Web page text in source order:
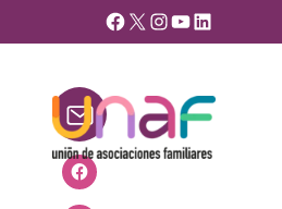
Facebook X InstagramYouTube LinkedIn